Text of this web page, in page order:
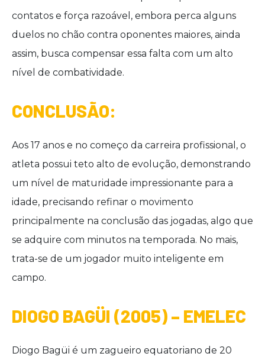
contatos e força razoável, embora perca alguns
duelos no chão contra oponentes maiores, ainda
assim, busca compensar essa falta com um alto
nível de combatividade.
CONCLUSÃO:
Aos 17 anos e no começo da carreira profissional, o
atleta possui teto alto de evolução, demonstrando
um nível de maturidade impressionante para a
idade, precisando refinar o movimento
principalmente na conclusão das jogadas, algo que
se adquire com minutos na temporada. No mais,
trata-se de um jogador muito inteligente em
campo.
DIOGO BAGÜI (2005) – EMELEC
Diogo Bagüi é um zagueiro equatoriano de 20